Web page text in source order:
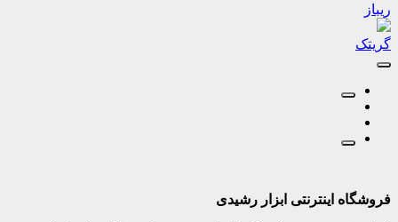
ریباز
گریتک
فروشگاه اینترنتی ابزار رشیدی